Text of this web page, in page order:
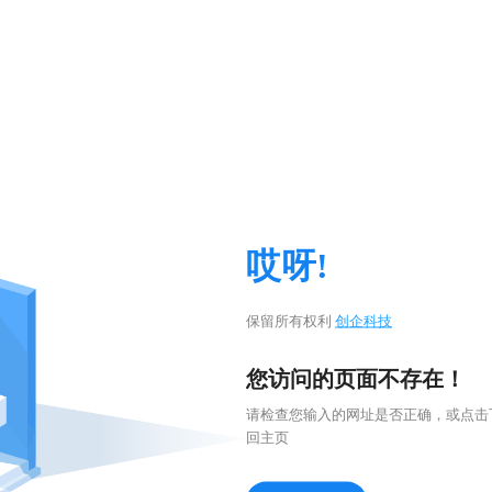
哎呀!
保留所有权利 创企科技
您访问的页面不存在！
请检查您输入的网址是否正确，或点
回主页